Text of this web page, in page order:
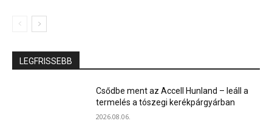
LEGFRISSEBB
Csődbe ment az Accell Hunland – leáll a
termelés a tószegi kerékpárgyárban
2026.08.06.